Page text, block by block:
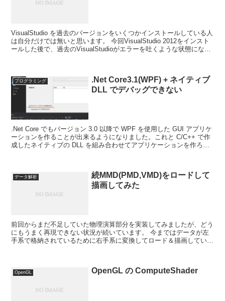
VisualStudio を過去のバージョンをいくつかインストールしている人
は自分だけでは無いと思います。 今回VisualStudio 2012をインスト
ールした後で、過去のVisualStudioがエラーを吐くような状態になっ
プログラミング
.Net Core3.1(WPF) + ネイティブ
DLL でデバッグできない
.Net Core でもバージョン 3.0 以降で WPF を使用した GUI アプリケ
ーションを作ることが出来るようになりました。これと C/C++ で作
成したネイティブの DLL を組み合わせてアプリケーションを作ろう
データ解析
続MMD(PMD,VMD)をロードして
描画してみた
前回からまだ不足していた物理演算部分を実装してみましたが、どう
にもうまく再現できない状況が続いています。 今まではデータが左
手系で格納されているために右手系に変換してロード＆描画していま
OpenGL OpenGL の ComputeShader